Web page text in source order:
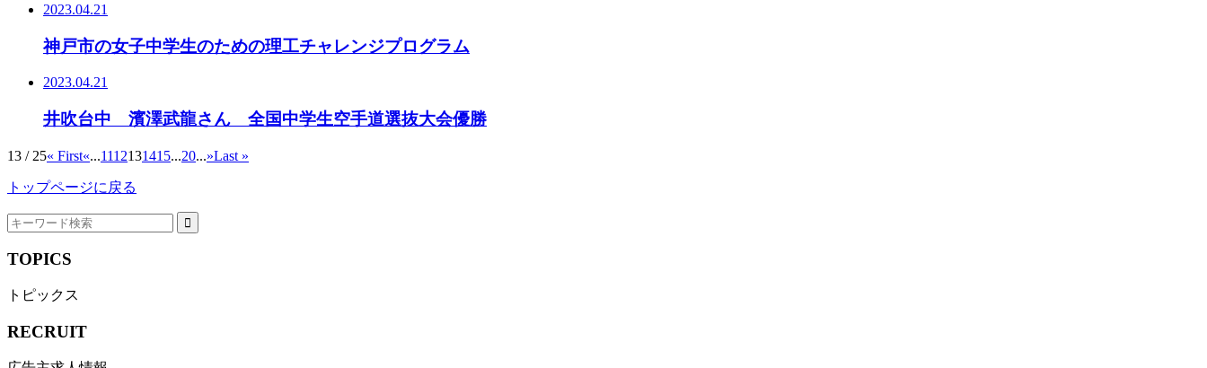
2023.04.21
神戸市の女子中学生のための理工チャレンジプログラム
2023.04.21
井吹台中 濱澤武龍さん 全国中学生空手道選抜大会優勝
13 / 25« First«...1112131415...20...»Last »
トップページに戻る
TOPICS
トピックス
RECRUIT